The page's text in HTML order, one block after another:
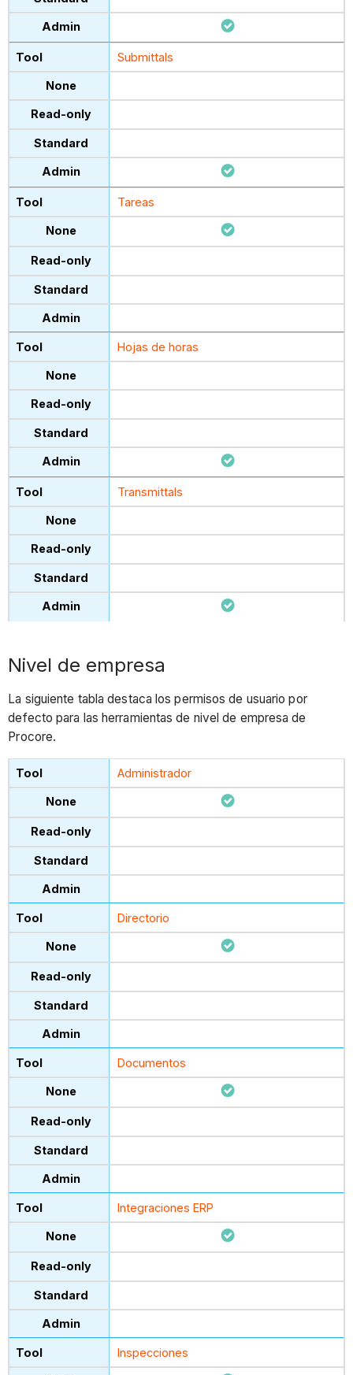
Submittals
Tareas
Hojas de horas
Transmittals
Nivel de empresa
La siguiente tabla destaca los permisos de usuario por
defecto para las herramientas de nivel de empresa de
Procore.
Administrador
Directorio
Documentos
Integraciones ERP
Inspecciones